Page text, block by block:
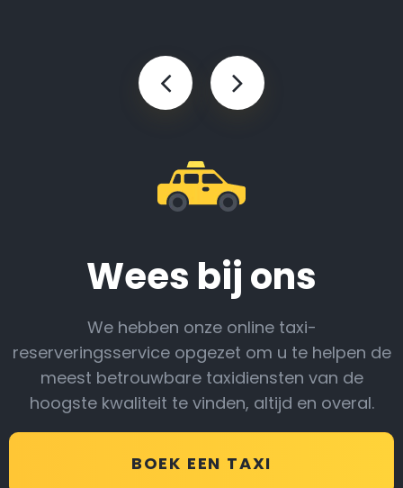
Wees bij ons
We hebben onze online taxi-
reserveringsservice opgezet om u te helpen de
meest betrouwbare taxidiensten van de
hoogste kwaliteit te vinden, altijd en overal.
BOEK EEN TAXI